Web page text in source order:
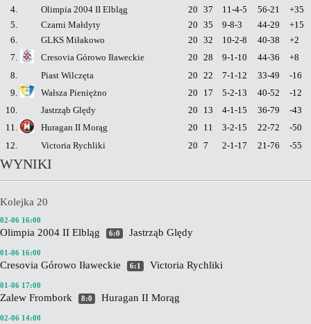
4.
Olimpia 2004 II Elbląg 20 37 11-4-5 56-21
+35
5.
Czarni Małdyty 20 35 9-8-3 44-29
+15
6.
GLKS Miłakowo 20 32 10-2-8 40-38
+2
7.
Cresovia Górowo Iławeckie 20 28 9-1-10 44-36
+8
8.
Piast Wilczęta 20 22 7-1-12 33-49
-16
9.
Wałsza Pieniężno 20 17 5-2-13 40-52
-12
10.
Jastrząb Ględy 20 13 4-1-15 36-79
-43
11.
Huragan II Morąg 20 11 3-2-15 22-72
-50
12.
Victoria Rychliki 20 7 2-1-17 21-76 -55
WYNIKI
Kolejka 20
02-06 16:00
Olimpia 2004 II Elbląg 6:0 Jastrząb Ględy
01-06 16:00
Cresovia Górowo Iławeckie 6:1 Victoria Rychliki
01-06 17:00
Zalew Frombork 8:0 Huragan II Morąg
02-06 14:00